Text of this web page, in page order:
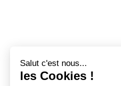
Salut c'est nous...
les Cookies !